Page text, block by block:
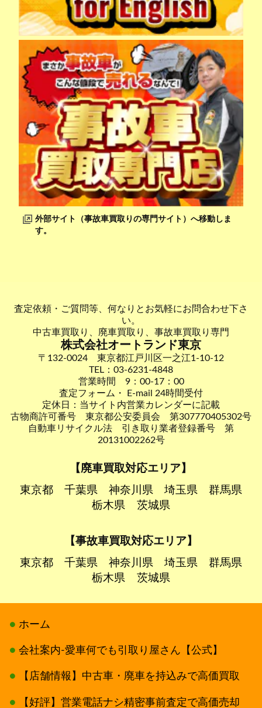
外部サイト（事故車買取りの専門サイト）へ移動しま
す。
査定依頼・ご質問等、何なりとお気軽にお問合わせ下さ
い。
中古車買取り、廃車買取り、事故車買取り専門
株式会社オートランド東京
〒132-0024 東京都江戸川区一之江1-10-12
TEL：03-6231-4848
営業時間 9：00-17：00
査定フォーム・ E-mail 24時間受付
定休日：当サイト内営業カレンダーに記載
古物商許可番号 東京都公安委員会 第307770405302号
自動車リサイクル法 引き取り業者登録番号 第
20131002262号
【廃車買取対応エリア】
東京都
千葉県 神奈川県 埼玉県
群馬県
栃木県
茨城県
【事故車買取対応エリア】
東京都
千葉県 神奈川県 埼玉県
群馬県
栃木県
茨城県
ホーム
会社案内-愛車何でも引取り屋さん【公式】
【店舗情報】中古車・廃車を持込みで高価買取
【好評】営業電話ナシ精密事前査定で高価売却